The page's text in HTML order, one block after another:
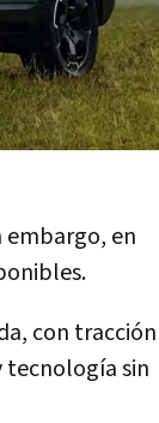
embargo, en
con tracción
tecnología sin